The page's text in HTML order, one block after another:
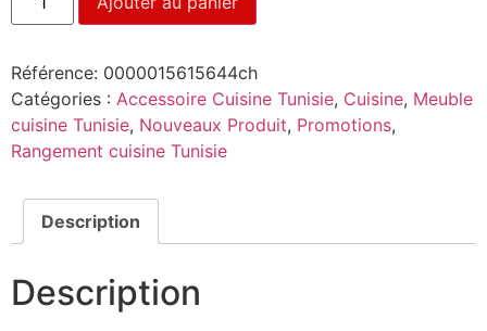
Référence: 0000015615644ch
Catégories : Accessoire Cuisine Tunisie, Cuisine, Meuble
cuisine Tunisie, Nouveaux Produit, Promotions,
Rangement cuisine Tunisie
Description
Description